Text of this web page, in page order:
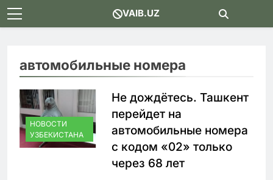
Skip
to
VAIB.UZ
автомобильные номера
НОВОСТИ
УЗБЕКИСТАНА
Не дождётесь. Ташкент
перейдет на
автомобильные номера
с кодом «02» только
через 68 лет